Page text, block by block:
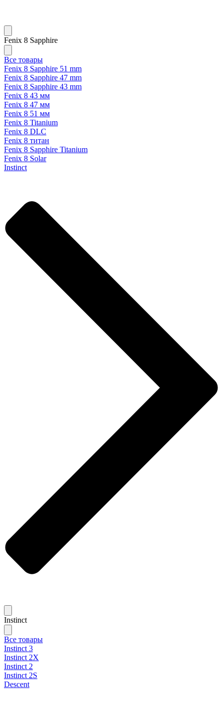
Fenix 8 Sapphire
Все товары
Fenix 8 Sapphire 51 mm
Fenix 8 Sapphire 47 mm
Fenix 8 Sapphire 43 mm
Fenix 8 43 мм
Fenix 8 47 мм
Fenix 8 51 мм
Fenix 8 Titanium
Fenix 8 DLC
Fenix 8 титан
Fenix 8 Sapphire Titanium
Fenix 8 Solar
Instinct
Instinct
Все товары
Instinct 3
Instinct 2X
Instinct 2
Instinct 2S
Descent